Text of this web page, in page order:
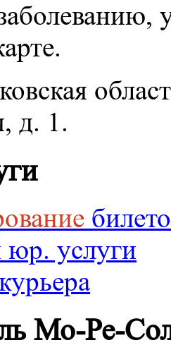
д. 1.
услуги
Мо-Ре-